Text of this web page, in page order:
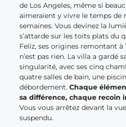
de Los Angeles, même si
aimeraient y vivre le temps de
semaines. Vous devinez la
s’attarde sur les toits plats du
Feliz, ses origines remontant à
n’est pas rien. La villa a gardé
singularité, avec ses cinq
quatre salles de bain, une
débordement. Chaque
sa différence, chaque recoin
Vous vous arrêtez devant la
suspendu.